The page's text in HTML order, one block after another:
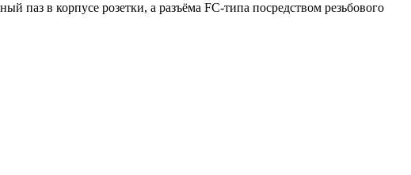
паз в корпусе розетки, а разъёма FC-типа посредством резьбового